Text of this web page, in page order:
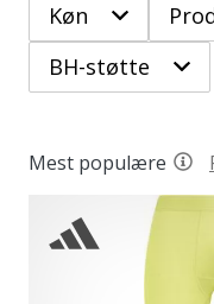
Køn
BH-støtte
Mest populære